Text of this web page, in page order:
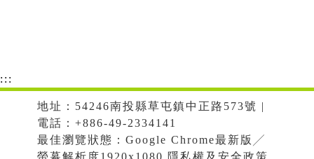
:::
地址：54246南投縣草屯鎮中正路573號 |
電話：+886-49-2334141
最佳瀏覽狀態：Google Chrome最新版╱